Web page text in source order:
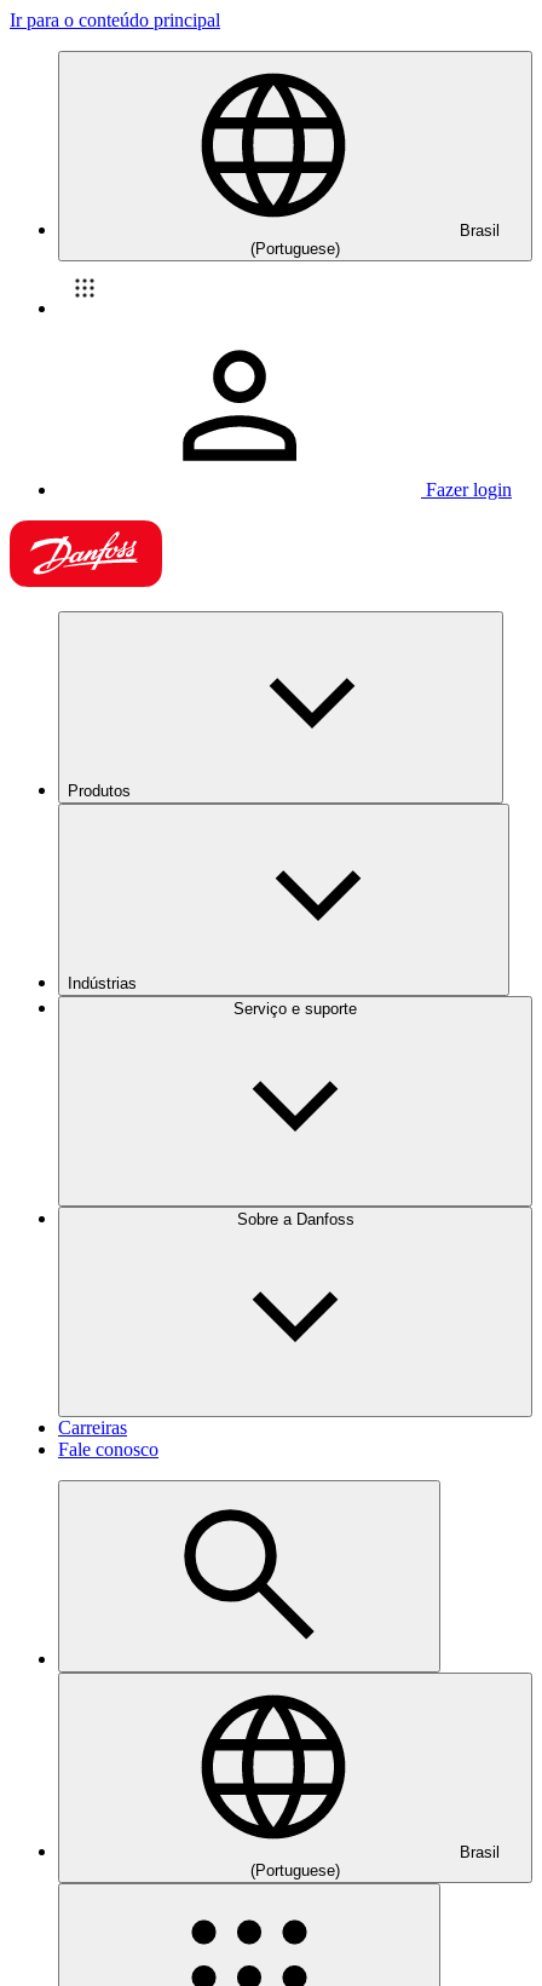
Ir para o conteúdo principal
Brasil
(Portuguese)
Fazer login
Produtos
Indústrias
Serviço e suporte
Sobre a Danfoss
Carreiras
Fale conosco
Brasil
(Portuguese)